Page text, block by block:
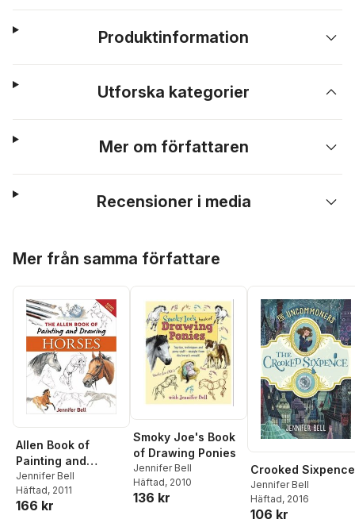
Produktinformation
Utforska kategorier
Mer om författaren
Recensioner i media
Mer från samma författare
Allen Book of
Painting and
Drawing Horses
Jennifer Bell
Häftad, 2011
166 kr
Smoky Joe's Book
of Drawing Ponies
Jennifer Bell
Häftad, 2010
136 kr
Crooked Sixpence
Jennifer Bell
Häftad, 2016
106 kr